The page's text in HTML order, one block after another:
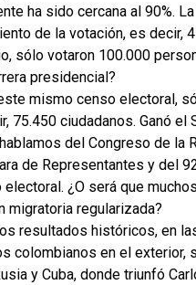
ha sido cercana al 90%.
de la votación, es decir,
sólo votaron 100.000
presidencial?
mismo censo electoral,
75.450 ciudadanos. Ganó
del Congreso de la
de Representantes y del
¿O será que
migratoria regularizada?
resultados históricos, en
colombianos en el exterior,
y Cuba, donde triunfó